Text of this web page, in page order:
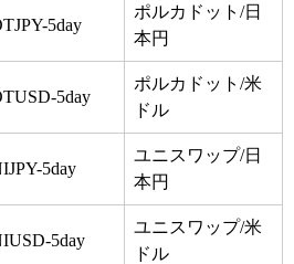
5day
ポルカドット/日
本円
5day
ポルカドット/米
ドル
5day
ユニスワップ/日
本円
5day
ユニスワップ/米
ドル